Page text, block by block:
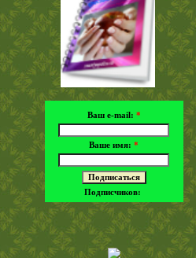
Ваш e-mail: *
Ваше имя: *
Подписчиков: